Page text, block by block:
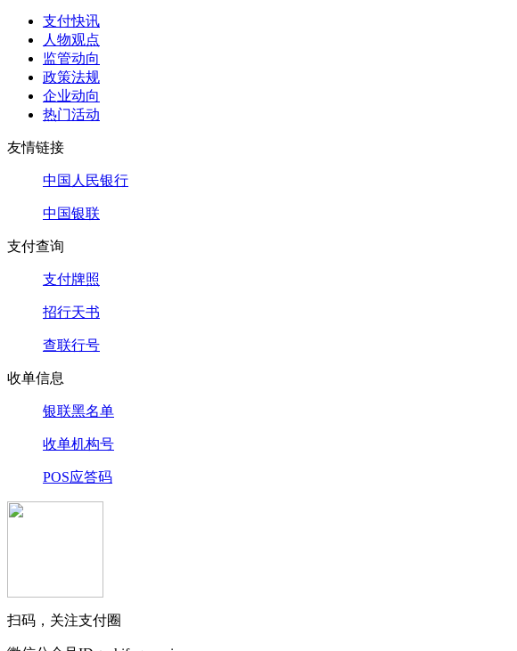
支付快讯
人物观点
监管动向
政策法规
企业动向
热门活动
友情链接
中国人民银行
中国银联
支付查询
支付牌照
招行天书
查联行号
收单信息
银联黑名单
收单机构号
POS应答码
扫码，关注支付圈